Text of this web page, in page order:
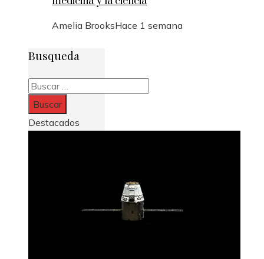
Amelia BrooksHace 1 semana
Busqueda
Buscar:
Destacados